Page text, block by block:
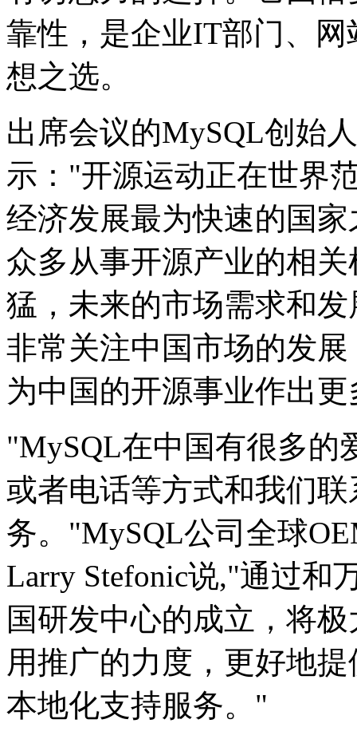
靠性，是企业IT部门、
想之选。
出席会议的MySQL创始
示："开源运动正在世界
经济发展最为快速的国
众多从事开源产业的相
猛，未来的市场需求和
非常关注中国市场的发
为中国的开源事业作出
"MySQL在中国有很多的
或者电话等方式和我们
务。"MySQL公司全球
Larry Stefonic说,"通过和
国研发中心的成立，将
用推广的力度，更好地
本地化支持服务。"